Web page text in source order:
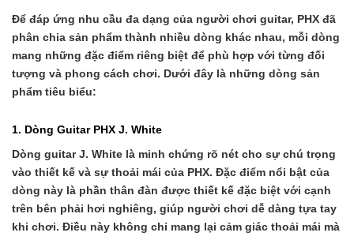
Để đáp ứng nhu cầu đa dạng của người chơi guitar, PHX đã
phân chia sản phẩm thành nhiều dòng khác nhau, mỗi dòng
mang những đặc điểm riêng biệt để phù hợp với từng đối
tượng và phong cách chơi. Dưới đây là những dòng sản
phẩm tiêu biểu:
1. Dòng Guitar PHX J. White
Dòng guitar J. White là minh chứng rõ nét cho sự chú trọng
vào thiết kế và sự thoải mái của PHX. Đặc điểm nổi bật của
dòng này là phần thân đàn được thiết kế đặc biệt với cạnh
trên bên phải hơi nghiêng, giúp người chơi dễ dàng tựa tay
khi chơi. Điều này không chỉ mang lại cảm giác thoải mái mà